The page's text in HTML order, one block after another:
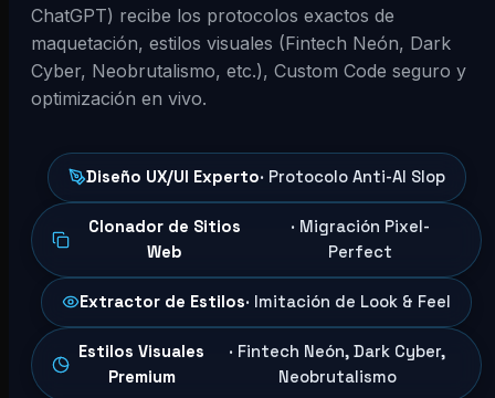
ChatGPT) recibe los protocolos exactos de
maquetación, estilos visuales (Fintech Neón, Dark
Cyber, Neobrutalismo, etc.), Custom Code seguro y
optimización en vivo.
Diseño UX/UI Experto· Protocolo Anti-AI Slop
Clonador de Sitios
Web
· Migración Pixel-
Perfect
Extractor de Estilos· Imitación de Look & Feel
Estilos Visuales
Premium
· Fintech Neón, Dark Cyber,
Neobrutalismo